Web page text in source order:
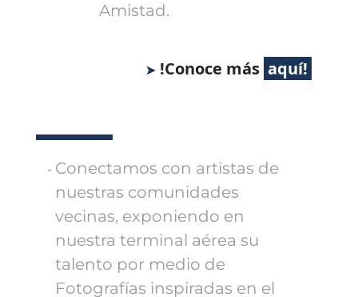
Amistad.
!Conoce más
Conectamos con artistas de
nuestras comunidades
vecinas, exponiendo en
nuestra terminal aérea su
talento por medio de
Fotografías inspiradas en el